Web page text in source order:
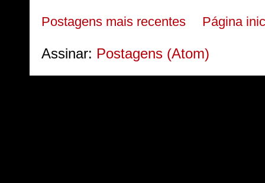
Postagens mais recentes Página
Assinar: Postagens (Atom)